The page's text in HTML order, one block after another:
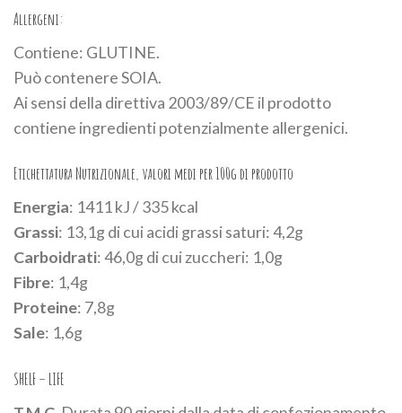
Allergeni:
Contiene: GLUTINE.
Può contenere SOIA.
Ai sensi della direttiva 2003/89/CE il prodotto
contiene ingredienti potenzialmente allergenici.
Etichettatura Nutrizionale, valori medi per 100g di prodotto
Energia: 1411 kJ / 335 kcal
Grassi: 13,1g di cui acidi grassi saturi: 4,2g
Carboidrati: 46,0g di cui zuccheri: 1,0g
Fibre: 1,4g
Proteine: 7,8g
Sale: 1,6g
SHELF – LIFE